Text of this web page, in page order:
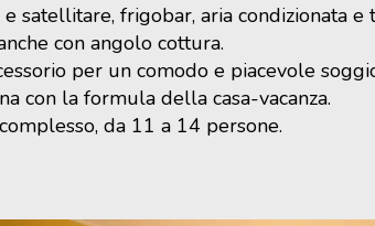
frigobar, aria condizionata e
con angolo cottura.
per un comodo e piacevole
con la formula della casa-vacanza.
da 11 a 14 persone.